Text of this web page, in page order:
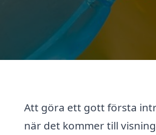
Att göra ett gott första
när det kommer till